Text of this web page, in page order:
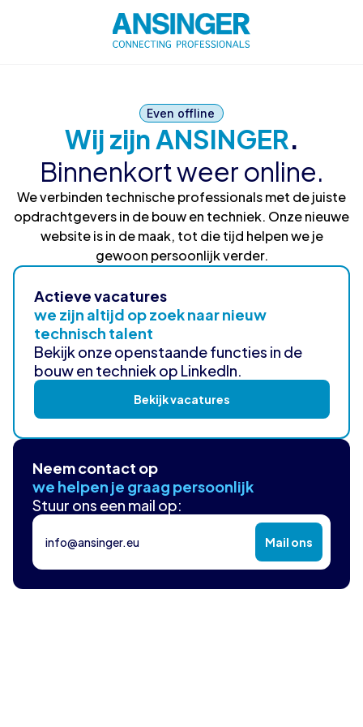
Even offline
Wij zijn ANSINGER.
Binnenkort weer online.
We verbinden technische professionals met de juiste
opdrachtgevers in de bouw en techniek. Onze nieuwe
website is in de maak, tot die tijd helpen we je
gewoon persoonlijk verder.
Actieve vacatures
we zijn altijd op zoek naar nieuw
technisch talent
Bekijk onze openstaande functies in de
bouw en techniek op LinkedIn.
Bekijk vacatures
Neem contact op
we helpen je graag persoonlijk
Stuur ons een mail op:
info@ansinger.eu Mail ons